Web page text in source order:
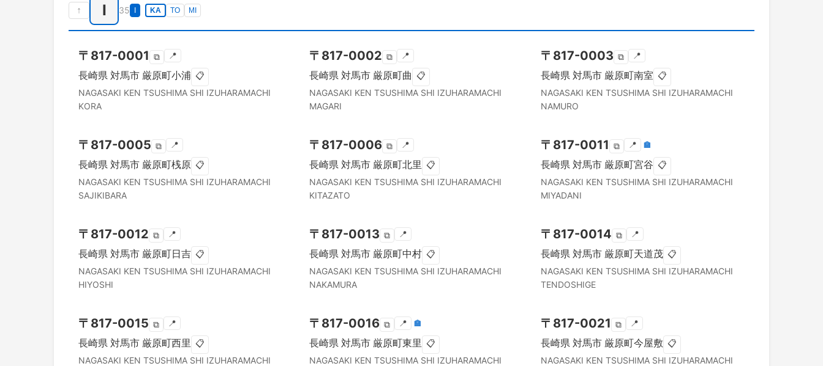
↑ I 35 KA TO MI
〒 817-0001 ⧉ 📍
長崎県 対馬市 厳原町小浦 📋
NAGASAKI KEN TSUSHIMA SHI IZUHARAMACHI
KORA
〒 817-0002 ⧉ 📍
長崎県 対馬市 厳原町曲 📋
NAGASAKI KEN TSUSHIMA SHI IZUHARAMACHI
MAGARI
〒 817-0003 ⧉ 📍
長崎県 対馬市 厳原町南室 📋
NAGASAKI KEN TSUSHIMA SHI IZUHARAMACHI
NAMURO
〒 817-0005 ⧉ 📍
長崎県 対馬市 厳原町桟原 📋
NAGASAKI KEN TSUSHIMA SHI IZUHARAMACHI
SAJIKIBARA
〒 817-0006 ⧉ 📍
長崎県 対馬市 厳原町北里 📋
NAGASAKI KEN TSUSHIMA SHI IZUHARAMACHI
KITAZATO
〒 817-0011 ⧉ 📍 🏣
長崎県 対馬市 厳原町宮谷 📋
NAGASAKI KEN TSUSHIMA SHI IZUHARAMACHI
MIYADANI
〒 817-0012 ⧉ 📍
長崎県 対馬市 厳原町日吉 📋
NAGASAKI KEN TSUSHIMA SHI IZUHARAMACHI
HIYOSHI
〒 817-0013 ⧉ 📍
長崎県 対馬市 厳原町中村 📋
NAGASAKI KEN TSUSHIMA SHI IZUHARAMACHI
NAKAMURA
〒 817-0014 ⧉ 📍
長崎県 対馬市 厳原町天道茂 📋
NAGASAKI KEN TSUSHIMA SHI IZUHARAMACHI
TENDOSHIGE
〒 817-0015 ⧉ 📍
長崎県 対馬市 厳原町西里 📋
NAGASAKI KEN TSUSHIMA SHI IZUHARAMACHI
〒 817-0016 ⧉ 📍 🏣
長崎県 対馬市 厳原町東里 📋
NAGASAKI KEN TSUSHIMA SHI IZUHARAMACHI
〒 817-0021 ⧉ 📍
長崎県 対馬市 厳原町今屋敷 📋
NAGASAKI KEN TSUSHIMA SHI IZUHARAMACHI